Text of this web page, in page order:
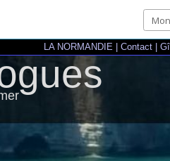
OK
|Contact|Gîtes en bord de mer